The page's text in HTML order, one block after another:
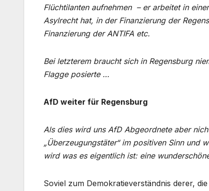
Flüchtilanten aufnehmen – er arbeitet in
Asylrecht hat, in der Finanzierung der
Finanzierung der ANTIFA etc.
Bei letzterem braucht sich in Regensburg
Flagge posierte …
AfD weiter für Regensburg
Als dies wird uns AfD Abgeordnete aber
„Überzeugungstäter“ im positiven Sinn und
wird was es eigentlich ist: eine
Soviel zum Demokratieverständnis derer,